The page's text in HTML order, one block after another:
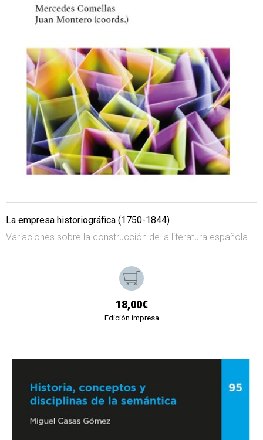
La empresa historiográfica (1750-1844)
Variaciones sobre la construcción de la literatura española
18,00€
Edición impresa